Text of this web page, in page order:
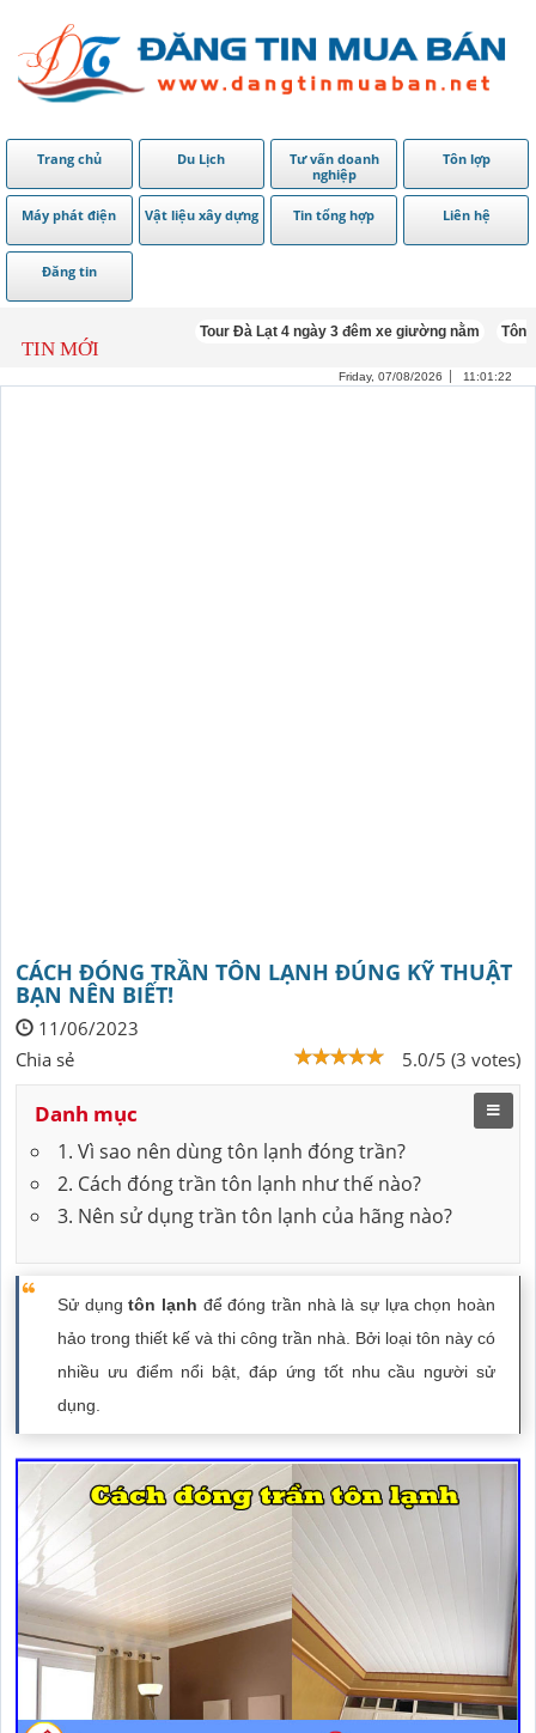
Trang chủ Du Lịch
Tư vấn doanh
nghiệp
Tôn lợp
Máy phát điện Vật liệu xây dựng Tin tổng hợp Liên hệ
Đăng tin
TIN MỚI
Tour Đà Lạt 4 ngày 3 đêm xe giường nằm Tôn
Friday, 07/08/2026 11:01:23
CÁCH ĐÓNG TRẦN TÔN LẠNH ĐÚNG KỸ THUẬT
BẠN NÊN BIẾT!
11/06/2023
5.0/5 (3 votes)
Chia sẻ
Danh mục
1. Vì sao nên dùng tôn lạnh đóng trần?
2. Cách đóng trần tôn lạnh như thế nào?
3. Nên sử dụng trần tôn lạnh của hãng nào?
Sử dụngtôn lạnh để đóng trần nhà là sự lựa chọn hoàn
hảo trong thiết kế và thi công trần nhà. Bởi loại tôn này có
nhiều ưu điểm nổi bật, đáp ứng tốt nhu cầu người sử
dụng.